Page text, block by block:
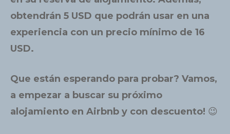
obtendrán 5 USD que podrán usar en una
experiencia con un precio mínimo de 16
USD.
Que están esperando para probar? Vamos,
a empezar a buscar su próximo
alojamiento en Airbnb y con descuento! 😉